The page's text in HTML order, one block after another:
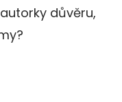
důvěru,